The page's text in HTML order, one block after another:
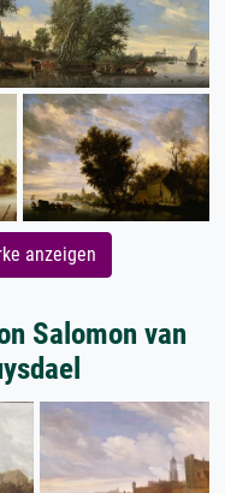
anzeigen
Salomon van